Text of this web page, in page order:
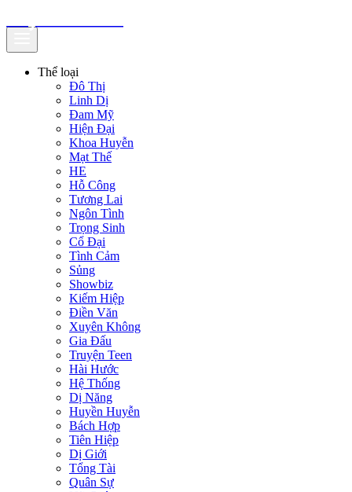
Thể loại
Đô Thị
Linh Dị
Đam Mỹ
Hiện Đại
Khoa Huyễn
Mạt Thế
HE
Hỗ Công
Tương Lai
Ngôn Tình
Trọng Sinh
Cổ Đại
Tình Cảm
Sủng
Showbiz
Kiếm Hiệp
Điền Văn
Xuyên Không
Gia Đấu
Truyện Teen
Hài Hước
Hệ Thống
Dị Năng
Huyền Huyễn
Bách Hợp
Tiên Hiệp
Dị Giới
Tổng Tài
Quân Sự